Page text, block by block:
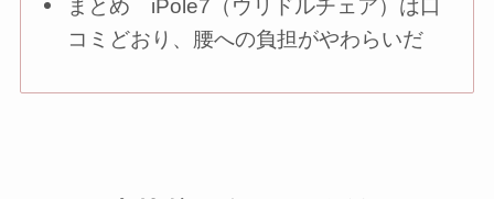
まとめ iPole7（ウリドルチェア）は口
コミどおり、腰への負担がやわらいだ